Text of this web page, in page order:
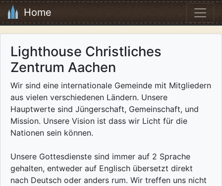
Home
Lighthouse Christliches
Zentrum Aachen
Wir sind eine internationale Gemeinde mit Mitgliedern
aus vielen verschiedenen Ländern. Unsere
Hauptwerte sind Jüngerschaft, Gemeinschaft, und
Mission. Unsere Vision ist dass wir Licht für die
Nationen sein können.
Unsere Gottesdienste sind immer auf 2 Sprache
gehalten, entweder auf Englisch übersetzt direkt
nach Deutsch oder anders rum. Wir treffen uns nicht